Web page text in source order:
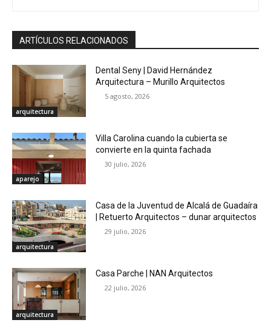
ARTÍCULOS RELACIONADOS
arquitectura
Dental Seny | David Hernández
Arquitectura – Murillo Arquitectos
5 agosto, 2026
aparejo
Villa Carolina cuando la cubierta se
convierte en la quinta fachada
30 julio, 2026
arquitectura
Casa de la Juventud de Alcalá de Guadaíra
| Retuerto Arquitectos – dunar arquitectos
29 julio, 2026
arquitectura
Casa Parche | NAN Arquitectos
22 julio, 2026